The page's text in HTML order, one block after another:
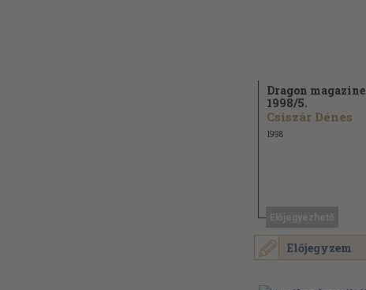
Előjegyzem
Dragon magazine
1998/5.
Csiszár Dénes
1998